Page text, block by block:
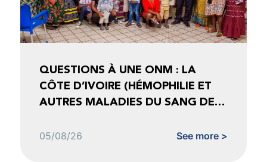
QUESTIONS À UNE ONM : LA
CÔTE D’IVOIRE (HÉMOPHILIE ET
AUTRES MALADIES DU SANG DE
05/08/26 See more >